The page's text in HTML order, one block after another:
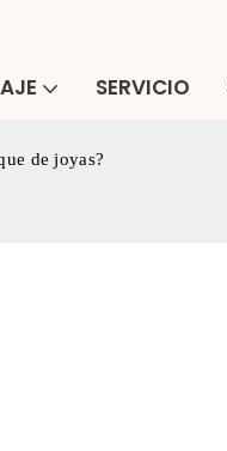
SERVICIO
de joyas?